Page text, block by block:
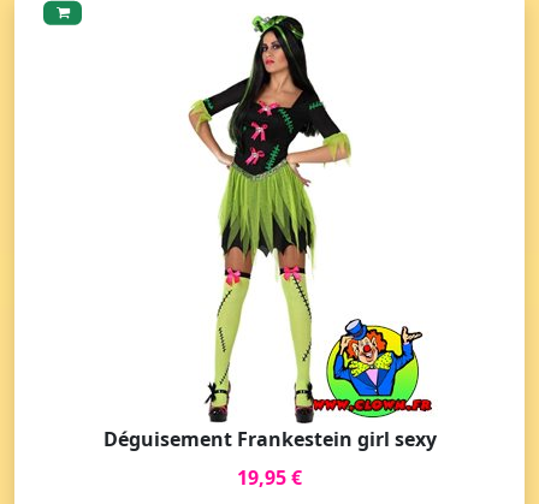
Déguisement Frankestein girl sexy
19,95 €